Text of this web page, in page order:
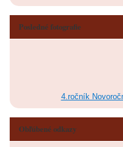
Posledné fotografie
4.ročník
Obľúbené odkazy